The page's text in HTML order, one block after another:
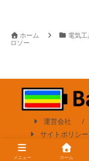
ホーム 電気工
ロソー
運営会社
サイトポリシー
©
メニュー ホーム